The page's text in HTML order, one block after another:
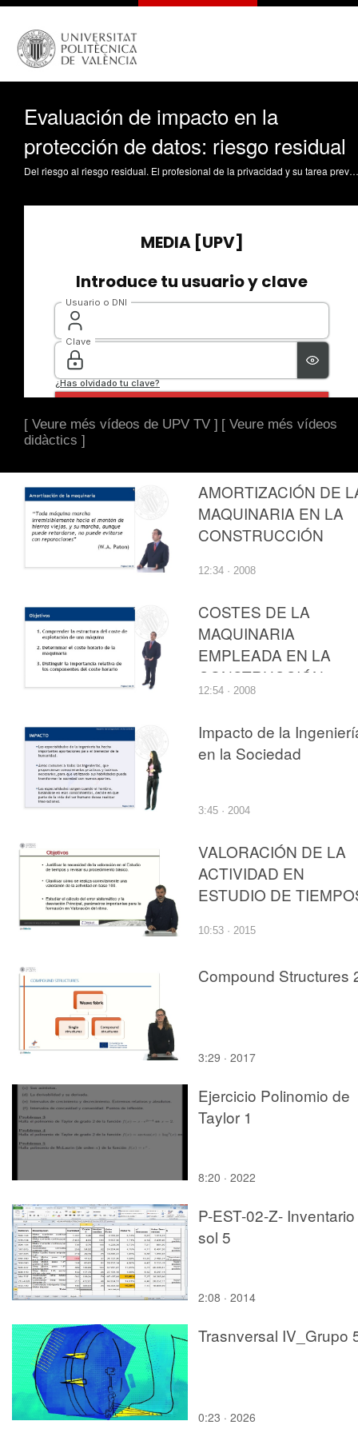
Evaluación de impacto en la
protección de datos: riesgo residual
Del riesgo al riesgo residual. El profesional de la privacidad y su tarea previa al tratamiento. Oltra Gutiérrez, JV. (2021). Evaluación de impacto en la protección de datos: riesgo residual. https://riunet.upv.es/handle/10251/168566 DER
[ Veure més vídeos de UPV TV ] [ Veure més vídeos
didàctics ]
AMORTIZACIÓN DE
MAQUINARIA EN LA
CONSTRUCCIÓN
12:34 · 2008
COSTES DE LA
MAQUINARIA
EMPLEADA EN LA
CONSTRUCCIÓN
12:54 · 2008
Impacto de la
en la Sociedad
3:45 · 2004
VALORACIÓN DE LA
ACTIVIDAD EN
ESTUDIO DE
10:53 · 2015
Compound Structures
3:29 · 2017
Ejercicio Polinomio de
Taylor 1
8:20 · 2022
P-EST-02-Z- Inventario
sol 5
2:08 · 2014
Trasnversal IV_Grupo
0:23 · 2026